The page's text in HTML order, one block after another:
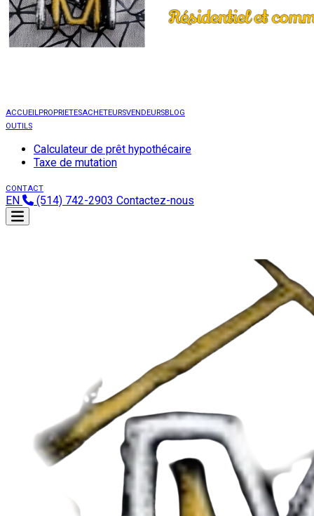
ACCUEILPROPRIETESACHETEURSVENDEURSBLOG
OUTILS
Calculateur de prêt hypothécaire
Taxe de mutation
CONTACT
EN (514) 742-2903 Contactez-nous